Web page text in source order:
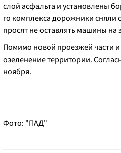
слой асфальта и установлены
го комплекса дорожники
просят не оставлять машины на
Помимо новой проезжей части и
озеленение территории.
ноября.
Фото: "ПАД"